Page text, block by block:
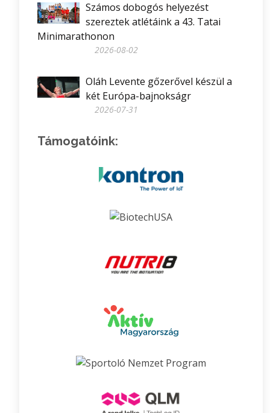
Számos dobogós helyezést
szereztek atlétáink a 43. Tatai
Minimarathonon
2026-08-02
Oláh Levente gőzerővel készül a
két Európa-bajnokságr
2026-07-31
Támogatóink: